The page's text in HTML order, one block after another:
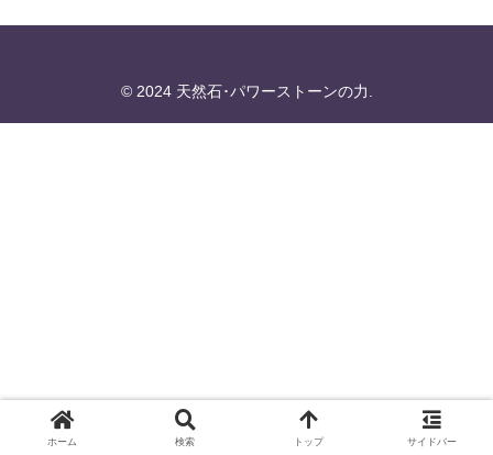
© 2024 天然石･パワーストーンの力.
ホーム 検索 トップ サイドバー